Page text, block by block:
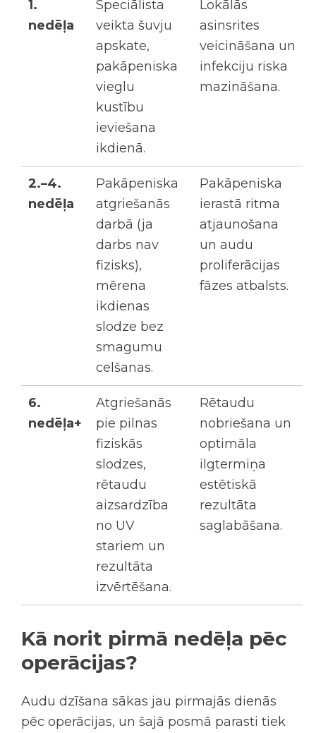
1.
nedēļa
Speciālista
veikta šuvju
apskate,
pakāpeniska
vieglu
kustību
ieviešana
ikdienā.
Lokālās
asinsrites
veicināšana un
infekciju riska
mazināšana.
2.–4.
nedēļa
Pakāpeniska
atgriešanās
darbā (ja
darbs nav
fizisks),
mērena
ikdienas
slodze bez
smagumu
celšanas.
Pakāpeniska
ierastā ritma
atjaunošana
un audu
proliferācijas
fāzes atbalsts.
6.
nedēļa+
Atgriešanās
pie pilnas
fiziskās
slodzes,
rētaudu
aizsardzība
no UV
stariem un
rezultāta
izvērtēšana.
Rētaudu
nobriešana un
optimāla
ilgtermiņa
estētiskā
rezultāta
saglabāšana.
Kā norit pirmā nedēļa pēc
operācijas?
Audu dzīšana sākas jau pirmajās dienās
pēc operācijas, un šajā posmā parasti tiek